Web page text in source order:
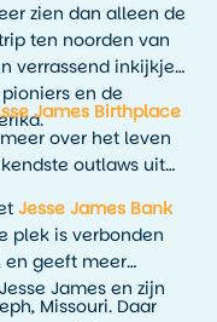
zien dan alleen de
ten noorden van
verrassend inkijkje
en de
James Birthplace
over het leven
outlaws uit
Jesse James Bank
plek is verbonden
en geeft meer
James en zijn
Missouri. Daar